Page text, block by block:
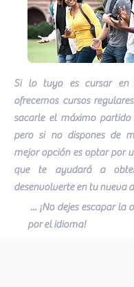
Si lo tuyo es cursar en
ofrecemos cursos
sacarle el máximo partido
pero si no dispones de
mejor opción es optar por
que te ayudará a
desenvolverte en tu nueva
... ¡No dejes escapar la
por el idioma!